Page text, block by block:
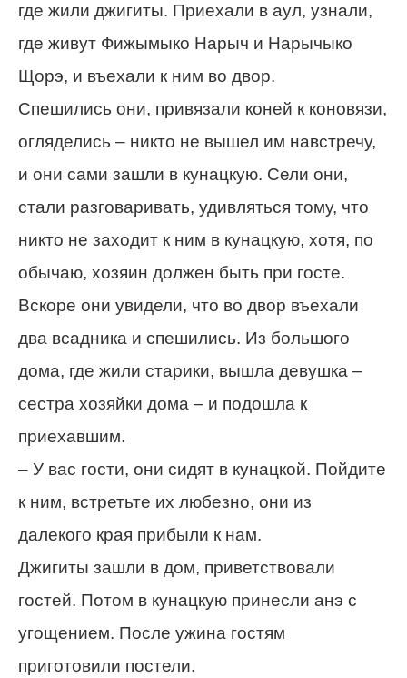
где жили джигиты. Приехали в аул, узнали,
где живут Фижымыко Нарыч и Нарычыко
Щорэ, и въехали к ним во двор.
Спешились они, привязали коней к коновязи,
огляделись – никто не вышел им навстречу,
и они сами зашли в кунацкую. Сели они,
стали разговаривать, удивляться тому, что
никто не заходит к ним в кунацкую, хотя, по
обычаю, хозяин должен быть при госте.
Вскоре они увидели, что во двор въехали
два всадника и спешились. Из большого
дома, где жили старики, вышла девушка –
сестра хозяйки дома – и подошла к
приехавшим.
– У вас гости, они сидят в кунацкой. Пойдите
к ним, встретьте их любезно, они из
далекого края прибыли к нам.
Джигиты зашли в дом, приветствовали
гостей. Потом в кунацкую принесли анэ с
угощением. После ужина гостям
приготовили постели.